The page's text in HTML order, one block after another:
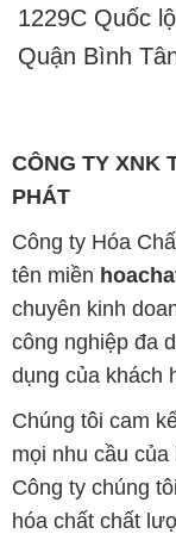
1229C Quốc
Quận Bình
CÔNG TY XNK
PHÁT
Công ty Hóa
tên miền
chuyên kinh
công nghiệp đa
dụng của khách
Chúng tôi cam
mọi nhu cầu
Công ty chúng
hóa chất chất